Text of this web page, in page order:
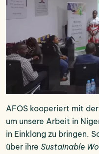
AFOS kooperiert mit der
um unsere Arbeit in
in Einklang zu bringen.
über ihre Sustainable